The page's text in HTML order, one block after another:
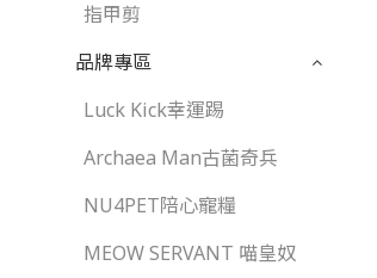
指甲剪
品牌專區
Luck Kick幸運踢
Archaea Man古菌奇兵
NU4PET陪心寵糧
MEOW SERVANT 喵皇奴